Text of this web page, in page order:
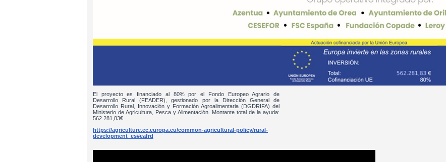
El proyecto es financiado al 80% por el Fondo Europeo Agrario de
Desarrollo Rural (FEADER), gestionado por la Dirección General de
Desarrollo Rural, Innovación y Formación Agroalimentaria (DGDRIFA) del
Ministerio de Agricultura, Pesca y Alimentación. Montante total de la ayuda:
562.281,83€.
https://agriculture.ec.europa.eu/common-agricultural-policy/rural-
development_es#eafrd